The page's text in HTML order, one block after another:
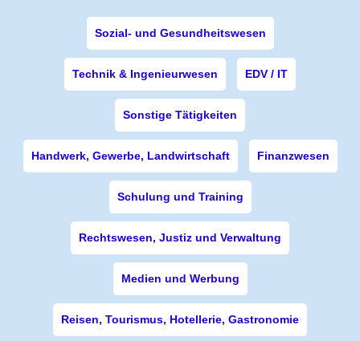
Sozial- und Gesundheitswesen
Technik & Ingenieurwesen EDV / IT
Sonstige Tätigkeiten
Handwerk, Gewerbe, Landwirtschaft Finanzwesen
Schulung und Training
Rechtswesen, Justiz und Verwaltung
Medien und Werbung
Reisen, Tourismus, Hotellerie, Gastronomie